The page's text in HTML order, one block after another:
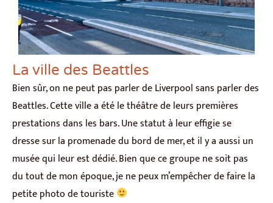
La ville des Beattles
Bien sûr, on ne peut pas parler de Liverpool sans parler des
Beattles. Cette ville a été le théâtre de leurs premières
prestations dans les bars. Une statut à leur effigie se
dresse sur la promenade du bord de mer, et il y a aussi un
musée qui leur est dédié. Bien que ce groupe ne soit pas
du tout de mon époque, je ne peux m’empêcher de faire la
petite photo de touriste